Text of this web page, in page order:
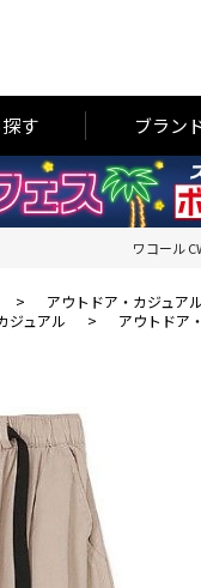
す ブラン
ワコール
> アウトドア・カジュア
ジュアル > アウトドア